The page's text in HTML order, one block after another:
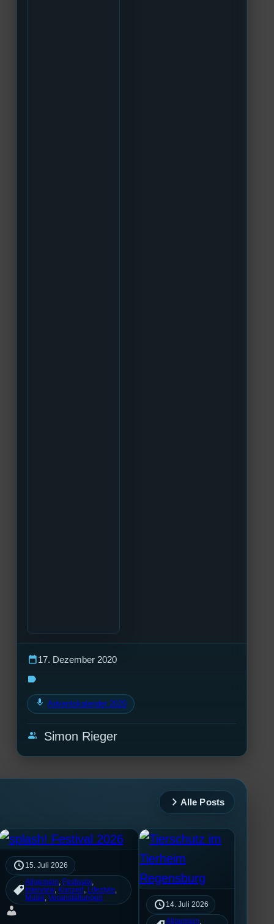
calendar_today17. Dezember 2020
label
mic Adventskalender 2020
group Simon Rieger
Alle Posts
15. Juli 2026
Allgemein Festivals
Interview, Konzert Lifestyle
Musik , Veranstaltungen
14. Juli 2026
Allgemein